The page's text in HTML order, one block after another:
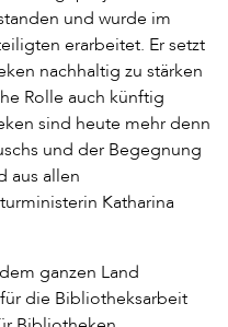
und wurde im
erarbeitet. Er setzt
nachhaltig zu stärken
Rolle auch künftig
sind heute mehr denn
und der Begegnung
aus allen
Katharina
ganzen Land
die Bibliotheksarbeit